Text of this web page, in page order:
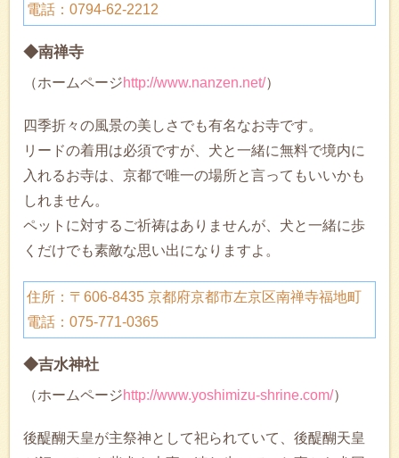
電話：0794-62-2212
◆南禅寺
（ホームページhttp://www.nanzen.net/）
四季折々の風景の美しさでも有名なお寺です。
リードの着用は必須ですが、犬と一緒に無料で境内に
入れるお寺は、京都で唯一の場所と言ってもいいかも
しれません。
ペットに対するご祈祷はありませんが、犬と一緒に歩
くだけでも素敵な思い出になりますよ。
住所：〒606-8435 京都府京都市左京区南禅寺福地町
電話：075-771-0365
◆吉水神社
（ホームページhttp://www.yoshimizu-shrine.com/）
後醍醐天皇が主祭神として祀られていて、後醍醐天皇